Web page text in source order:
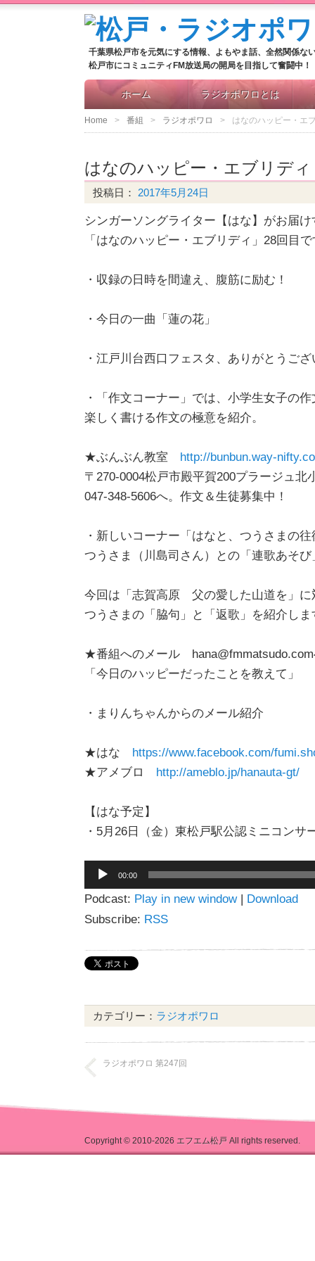
千葉県松戸市を元気にする情報、よもやま話、全然関係な
松戸市にコミュニティFM放送局の開局を目指して奮闘中！
ホーム ラジオポワロとは
Home 番組 ラジオポワロ はなのハッピー・エ
はなのハッピー・エブリディ
投稿日： 2017年5月24日
シンガーソングライター【はな】がお届け
「はなのハッピー・エブリディ」28回目
・収録の日時を間違え、腹筋に励む！
・今日の一曲「蓮の花」
・江戸川台西口フェスタ、ありがとうご
・「作文コーナー」では、小学生女子の
楽しく書ける作文の極意を紹介。
★ぶんぶん教室 http://bunbun.way-
〒270-0004松戸市殿平賀200プラージュ北
047-348-5606へ。作文＆生徒募集中！
・新しいコーナー「はなと、つうさまの
つうさま（川島司さん）との「連歌あそ
今回は「志賀高原 父の愛した山道を」に
つうさまの「脇句」と「返歌」を紹介しま
★番組へのメール
「今日のハッピーだったことを教えて」
・まりんちゃんからのメール紹介
★はな https://www.facebook.com/
★アメブロ http://ameblo.jp/hanauta-gt/
【はな予定】
・5月26日（金）東松戸駅公認ミニコンサ
プ
レ
ヤ
ー
00:00
Podcast: Play in new window| Download
Subscribe: RSS
カテゴリー： ラジオポワロ
ラジオポワロ 第247回
Copyright © 2010-2026 エフエム松戸 All rights reserved.